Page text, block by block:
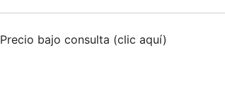
Precio bajo consulta (clic aquí)